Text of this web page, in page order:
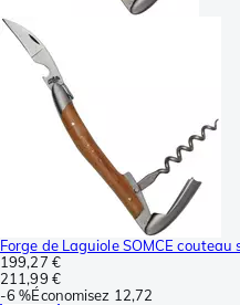
Forge de Laguiole SOMCE
199,27 €
211,99 €
-6 %Économisez 12,72